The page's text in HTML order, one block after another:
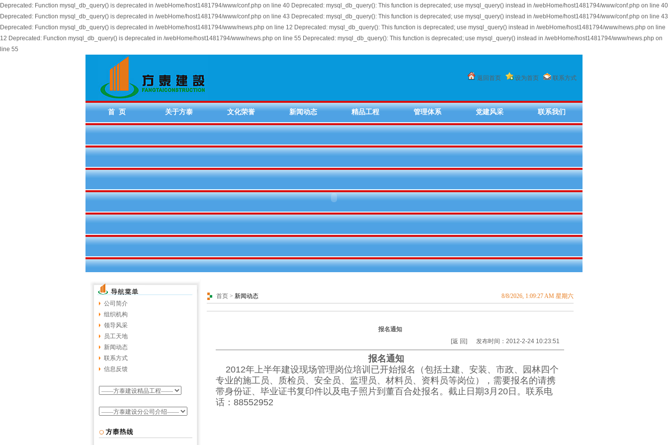
Deprecated: Function mysql_db_query() is deprecated in /webHome/host1481794/www/conf.php on line 40 Deprecated: mysql_db_query(): This function is deprecated; use mysql_query() instead in /webHome/host1481794/www/conf.php on line 40
Deprecated: Function mysql_db_query() is deprecated in /webHome/host1481794/www/conf.php on line 43 Deprecated: mysql_db_query(): This function is deprecated; use mysql_query() instead in /webHome/host1481794/www/conf.php on line 43
Deprecated: Function mysql_db_query() is deprecated in /webHome/host1481794/www/news.php on line 12 Deprecated: mysql_db_query(): This function is deprecated; use mysql_query() instead in /webHome/host1481794/www/news.php on line
12 Deprecated: Function mysql_db_query() is deprecated in /webHome/host1481794/www/news.php on line 55 Deprecated: mysql_db_query(): This function is deprecated; use mysql_query() instead in /webHome/host1481794/www/news.php on
line 55
返回首页 设为首页 联系方式
首 页 关于方泰 文化荣誉 新闻动态 精品工程 管理体系 党建风采 联系我们
公司简介
组织机构
领导风采
员工天地
新闻动态
联系方式
信息反馈
首页> 新闻动态 8/8/2026, 1:09:27 AM 星期六
报名通知
[返 回] 发布时间：2012-2-24 10:23:51
报名通知
2012年上半年建设现场管理岗位培训已开始报名（包括土建、安装、市政、园林四个
专业的施工员、质检员、安全员、监理员、材料员、资料员等岗位），需要报名的请携
带身份证、毕业证书复印件以及电子照片到董百合处报名。截止日期3月20日。联系电
话：88552952